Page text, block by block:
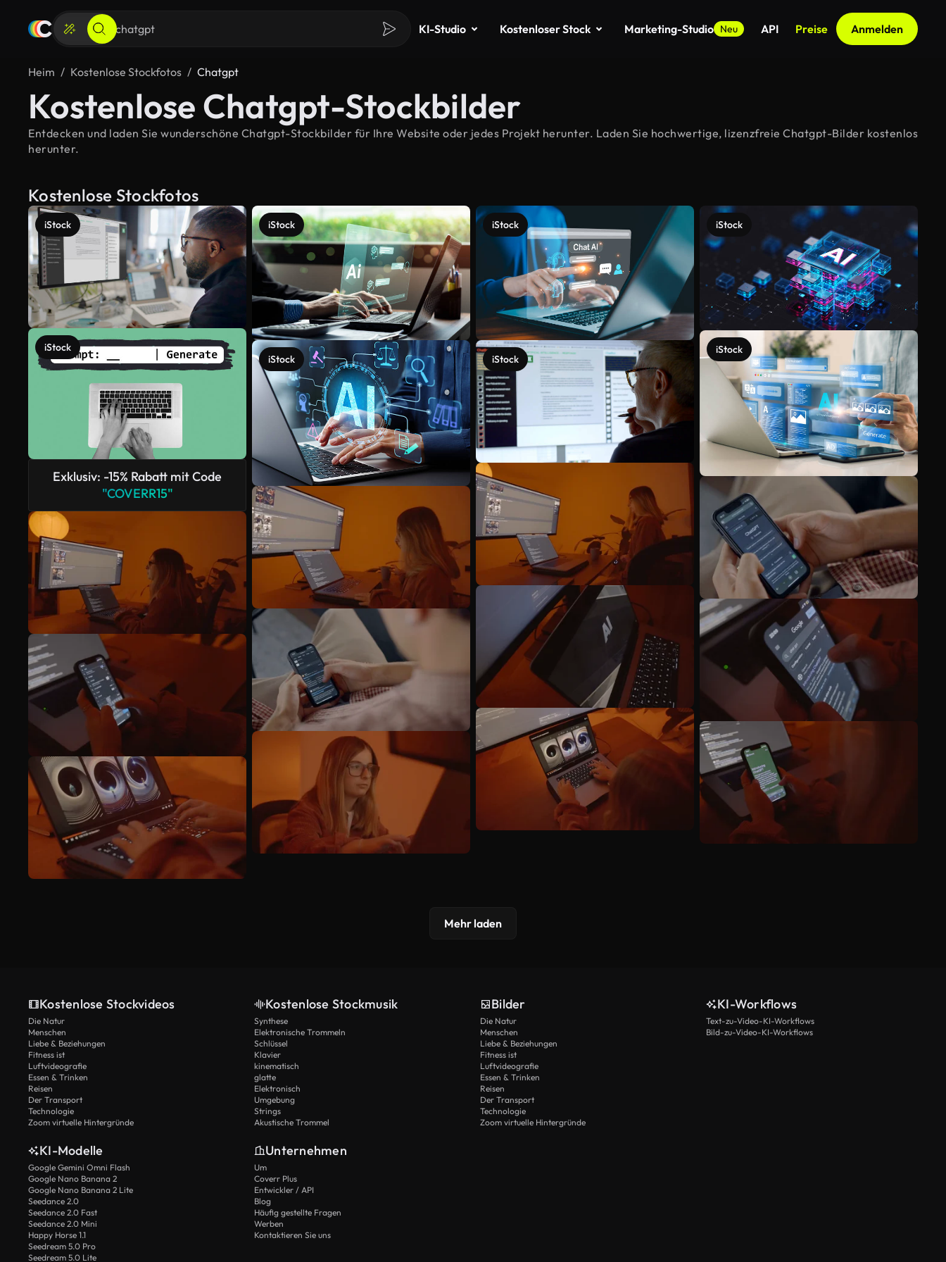
KI-Studio Kostenloser Stock Marketing-Studio Neu API Preise Anmelden
Heim Kostenlose Stockfotos Chatgpt
Kostenlose Chatgpt-Stockbilder
Entdecken und laden Sie wunderschöne Chatgpt-Stockbilder für Ihre Website oder jedes Projekt herunter. Laden Sie hochwertige, lizenzfreie Chatgpt-Bilder kostenlos
herunter.
Kostenlose Stockfotos
iStock
iStock
Exklusiv: -15% Rabatt mit Code
"COVERR15"
iStock
iStock
iStock
iStock
iStock
iStock
Mehr anzeigen
Mehr laden
Kostenlose Stockvideos
Die Natur
Menschen
Liebe & Beziehungen
Fitness ist
Luftvideografie
Essen & Trinken
Reisen
Der Transport
Technologie
Zoom virtuelle Hintergründe
Kostenlose Stockmusik
Synthese
Elektronische Trommeln
Schlüssel
Klavier
kinematisch
glatte
Elektronisch
Umgebung
Strings
Akustische Trommel
Bilder
Die Natur
Menschen
Liebe & Beziehungen
Fitness ist
Luftvideografie
Essen & Trinken
Reisen
Der Transport
Technologie
Zoom virtuelle Hintergründe
KI-Workflows
Text-zu-Video-KI-Workflows
Bild-zu-Video-KI-Workflows
KI-Modelle
Google Gemini Omni Flash
Google Nano Banana 2
Google Nano Banana 2 Lite
Seedance 2.0
Seedance 2.0 Fast
Seedance 2.0 Mini
Happy Horse 1.1
Seedream 5.0 Pro
Seedream 5.0 Lite
Unternehmen
Um
Coverr Plus
Entwickler / API
Blog
Häufig gestellte Fragen
Werben
Kontaktieren Sie uns